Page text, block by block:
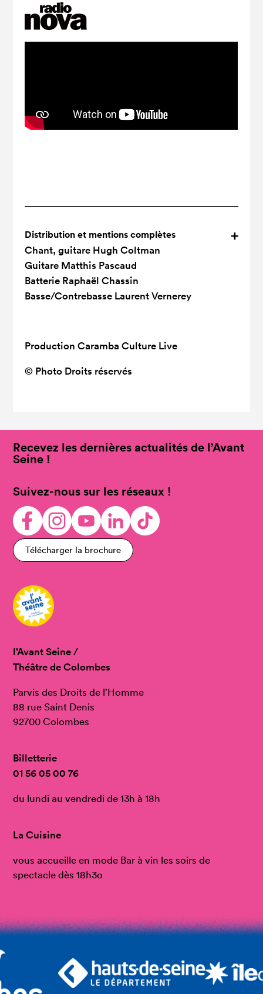
Distribution et mentions complètes
Chant, guitare Hugh Coltman
Guitare Matthis Pascaud
Batterie Raphaël Chassin
Basse/Contrebasse Laurent Vernerey
Production Caramba Culture Live
© Photo Droits réservés
Recevez les dernières actualités de l’Avant
Seine !
Suivez-nous sur les réseaux !
Télécharger la brochure
l’Avant Seine /
Théâtre de Colombes
Parvis des Droits de l’Homme
88 rue Saint Denis
92700 Colombes
Billetterie
01 56 05 00 76
du lundi au vendredi de 13h à 18h
La Cuisine
vous accueille en mode Bar à vin les soirs de
spectacle dès 18h3o